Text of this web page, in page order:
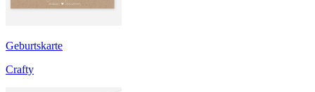
Geburtskarte
Crafty